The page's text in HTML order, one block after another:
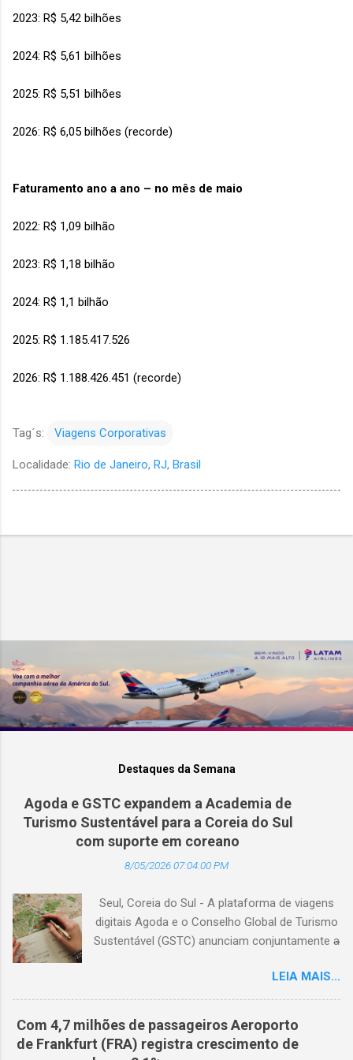
2023: R$ 5,42 bilhões
2024: R$ 5,61 bilhões
2025: R$ 5,51 bilhões
2026: R$ 6,05 bilhões (recorde)
Faturamento ano a ano – no mês de maio
2022: R$ 1,09 bilhão
2023: R$ 1,18 bilhão
2024: R$ 1,1 bilhão
2025: R$ 1.185.417.526
2026: R$ 1.188.426.451 (recorde)
Tag´s: Viagens Corporativas
Localidade: Rio de Janeiro, RJ, Brasil
Destaques da Semana
Agoda e GSTC expandem a Academia de
Turismo Sustentável para a Coreia do Sul
com suporte em coreano
8/05/2026 07:04:00 PM
Seul, Coreia do Sul - A plataforma de viagens
digitais Agoda e o Conselho Global de Turismo
Sustentável (GSTC) anunciam conjuntamente a
para a Coreia do Sul, com suporte completo
em coreano. (Arquivo © BlogTurS) Este marco
surge no momento em que a Academia celebra
seu primeiro aniversário e ultrapassa a marca
de 3.000 usuários cadastrados, dando
LEIA MAIS...
Com 4,7 milhões de passageiros Aeroporto
de Frankfurt (FRA) registra crescimento de